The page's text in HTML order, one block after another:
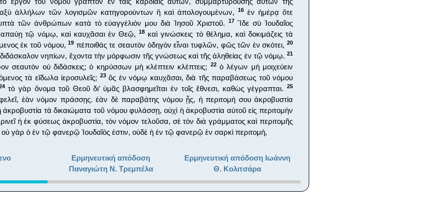
ἀλλήλων τῶν λογισμῶν κατηγορούντων ἢ καὶ ἀπολογουμένων,
16 ἐν ἡμέρᾳ ὅτε
τῶν ἀνθρώπων κατὰ τὸ εὐαγγέλιόν μου διὰ Ἰησοῦ Χριστοῦ.
17 Ἴδε σὺ Ἰουδαῖος
τῷ νόμῳ, καὶ καυχᾶσαι ἐν Θεῷ,18 καὶ γινώσκεις τὸ θέλημα, καὶ δοκιμάζεις τὰ
ἐκ τοῦ νόμου,19 πέποιθάς τε σεαυτὸν ὁδηγὸν εἶναι τυφλῶν, φῶς τῶν ἐν σκότει, 20
νηπίων, ἔχοντα τὴν μόρφωσιν τῆς γνώσεως καὶ τῆς ἀληθείας ἐν τῷ νόμῳ. 21
σεαυτὸν οὐ διδάσκεις; ὁ κηρύσσων μὴ κλέπτειν κλέπτεις; 22ὁ λέγων μὴ μοιχεύειν
τὰ εἴδωλα ἱεροσυλεῖς; 23ὃς ἐν νόμῳ καυχᾶσαι, διὰ τῆς παραβάσεως τοῦ νόμου
τὸ γὰρ ὄνομα τοῦ Θεοῦ δι’ ὑμᾶς βλασφημεῖται ἐν τοῖς ἔθνεσι, καθὼς γέγραπται.25
ἐὰν νόμον πράσσῃς. ἐὰν δὲ παραβάτης νόμου ᾖς, ἡ περιτομή σου ἀκροβυστία
τὰ δικαιώματα τοῦ νόμου φυλάσσῃ, οὐχὶ ἡ ἀκροβυστία αὐτοῦ εἰς περιτομὴν
ἡ ἐκ φύσεως ἀκροβυστία, τὸν νόμον τελοῦσα, σὲ τὸν διὰ γράμματος καὶ περιτομῆς
οὐ γὰρ ὁ ἐν τῷ φανερῷ Ἰουδαῖός ἐστιν, οὐδὲ ἡ ἐν τῷ φανερῷ ἐν σαρκὶ περιτομή,
Ερμηνευτική απόδοση
Παναγιώτη Ν. Τρεμπέλα
Ερμηνευτική απόδοση Ιωάννη
Θ. Κολιτσάρα